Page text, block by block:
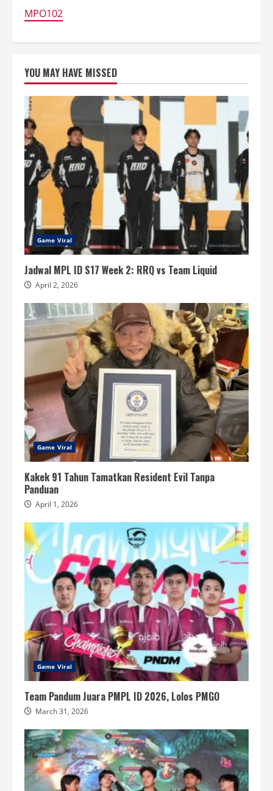
MPO102
YOU MAY HAVE MISSED
Game Viral
Jadwal MPL ID S17 Week 2: RRQ vs Team Liquid
April 2, 2026
Game Viral
Kakek 91 Tahun Tamatkan Resident Evil Tanpa
Panduan
April 1, 2026
Game Viral
Team Pandum Juara PMPL ID 2026, Lolos PMGO
March 31, 2026